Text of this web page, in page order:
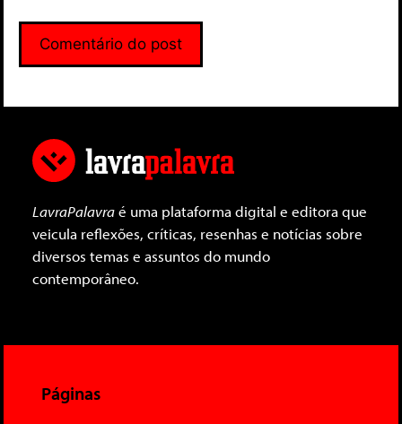
LavraPalavraé uma plataforma digital e editora que
veicula reflexões, críticas, resenhas e notícias sobre
diversos temas e assuntos do mundo
contemporâneo.
Páginas